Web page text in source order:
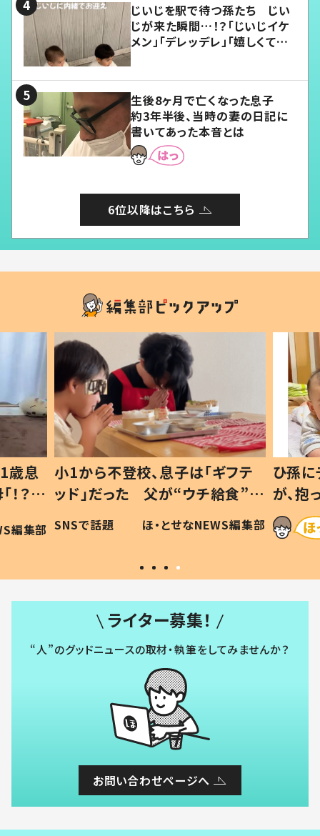
じいじを駅で待つ孫たち じい
じが来た瞬間…！？「じいじイケ
メン」「デレッデレ」「嬉しくて可
生後8ヶ月で亡くなった息子
約3年半後、当時の妻の日記に
書いてあった本音とは
6位以降はこちら
歳息
？」
編集部
小1から不登校、息子は「ギフテ
ッド」だった 父が“ウチ給食”を
作り続ける理由とは #令和の親
#令和の子
SNSで話題 ほ・とせなNEWS編集部
ひ孫
が、
「涙が
い」
ライター募集！
“人”のグッドニュースの取材・執筆をしてみませんか？
お問い合わせページへ